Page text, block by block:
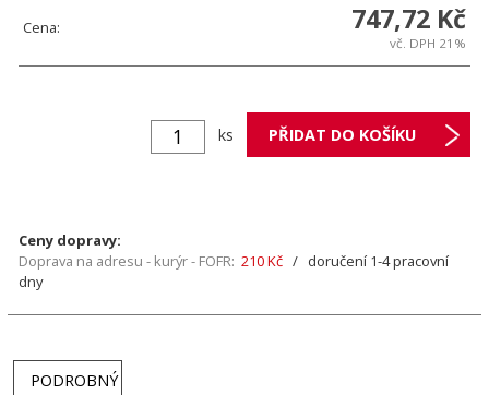
Cena: 747,72 Kč
vč. DPH 21%
ks
Ceny dopravy:
Doprava na adresu - kurýr - FOFR: 210 Kč / doručení 1-4 pracovní
dny
PODROBNÝ